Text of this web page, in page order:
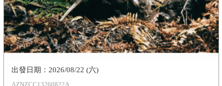
AZNZCC13260822A
2026/08/22 (六)